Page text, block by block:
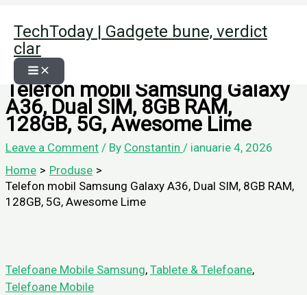
to
content
TechToday | Gadgete bune, verdict
clar
Telefon mobil Samsung Galaxy A36, Dual SIM, 8GB RAM,
128GB, 5G, Awesome Lime
Telefon mobil Samsung Galaxy
A36, Dual SIM, 8GB RAM,
128GB, 5G, Awesome Lime
Leave a Comment / By Constantin / ianuarie 4, 2026
Home
Produse
Telefon mobil Samsung Galaxy A36, Dual SIM, 8GB RAM,
128GB, 5G, Awesome Lime
Telefoane Mobile Samsung, Tablete & Telefoane,
Telefoane Mobile